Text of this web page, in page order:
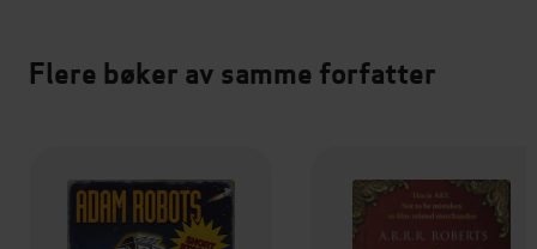
Flere bøker av samme forfatter